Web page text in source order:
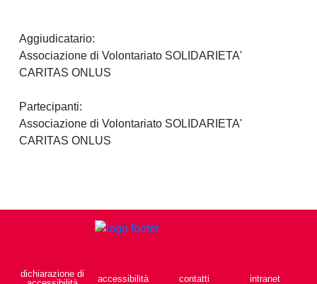
Aggiudicatario:
Associazione di Volontariato SOLIDARIETA'
CARITAS ONLUS
Partecipanti:
Associazione di Volontariato SOLIDARIETA'
CARITAS ONLUS
dichiarazione di
accessibilità contatti intranet